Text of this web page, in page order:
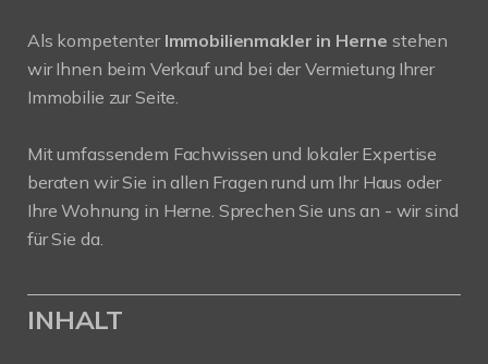
Als kompetenter Immobilienmakler in Herne stehen
wir Ihnen beim Verkauf und bei der Vermietung Ihrer
Immobilie zur Seite.
Mit umfassendem Fachwissen und lokaler Expertise
beraten wir Sie in allen Fragen rund um Ihr Haus oder
Ihre Wohnung in Herne. Sprechen Sie uns an - wir sind
für Sie da.
INHALT